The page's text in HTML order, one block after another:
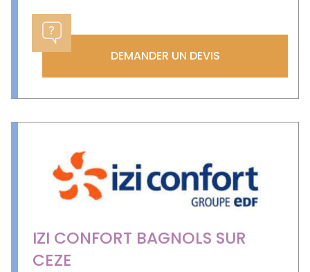
DEMANDER UN DEVIS
IZI CONFORT BAGNOLS SUR
CEZE